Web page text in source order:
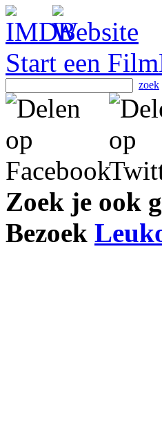
Start een
zoek
Zoek je ook
Bezoek